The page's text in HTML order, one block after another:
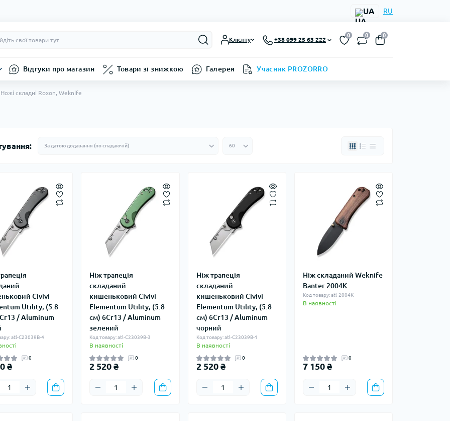
UA RU
Клієнту +38 099 25 63 222
0 0 0
Відгуки про магазин Товари зі знижкою Галерея Учасник PROZORRO
Ножі складні Roxon, Weknife
Civivi
Utility, (5.8
/ Aluminum
atl-C23039B-4
0
₴
Ніж трапеція
складаний
кишеньковий Civivi
Elementum Utility, (5.8
см) 6Cr13 / Aluminum
зелений
Код товару: atl-C23039B-3
В наявності
0
2 520 ₴
Ніж трапеція
складаний
кишеньковий Civivi
Elementum Utility, (5.8
см) 6Cr13 / Aluminum
чорний
Код товару: atl-C23039B-1
В наявності
0
2 520 ₴
Ніж складаний Weknife
Banter 2004K
Код товару: atl-2004K
В наявності
0
7 150 ₴